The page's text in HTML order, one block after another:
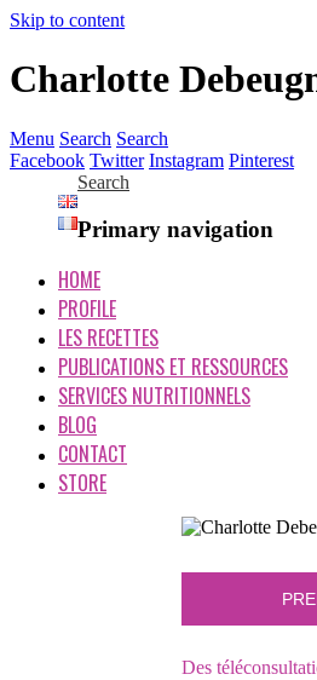
Skip to content
Charlotte
Menu Search Search
Facebook Twitter Instagram Pinterest
Search
Primary navigation
HOME
PROFILE
LES RECETTES
PUBLICATIONS ET RESSOURCES
SERVICES NUTRITIONNELS
BLOG
CONTACT
STORE
Des